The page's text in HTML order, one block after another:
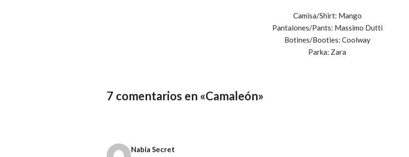
Camisa/Shirt: Mango
Pantalones/Pants: Massimo Dutti
Botines/Booties: Coolway
Parka: Zara
7 comentarios en «Camaleón»
Nabia Secret